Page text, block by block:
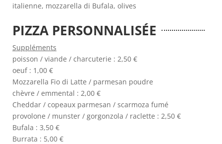
italienne, mozzarella di Bufala, olives
PIZZA PERSONNALISÉE
Suppléments
poisson / viande / charcuterie : 2,50 €
oeuf : 1,00 €
Mozzarella Fio di Latte / parmesan poudre
chèvre / emmental : 2,00 €
Cheddar / copeaux parmesan / scarmoza fumé
provolone / munster / gorgonzola / raclette : 2,50 €
Bufala : 3,50 €
Burrata : 5,00 €